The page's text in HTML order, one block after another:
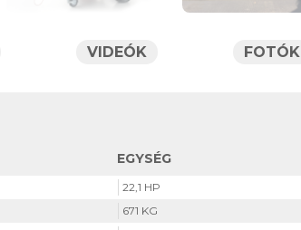
VIDEÓK FOTÓK
EGYSÉG
22,1 HP
671 KG